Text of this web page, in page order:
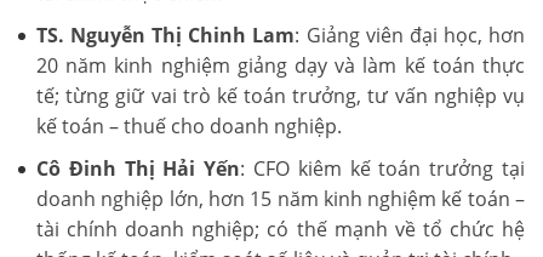
TS. Nguyễn Thị Chinh Lam: Giảng viên đại học, hơn
20 năm kinh nghiệm giảng dạy và làm kế toán thực
tế; từng giữ vai trò kế toán trưởng, tư vấn nghiệp vụ
kế toán – thuế cho doanh nghiệp.
Cô Đinh Thị Hải Yến: CFO kiêm kế toán trưởng tại
doanh nghiệp lớn, hơn 15 năm kinh nghiệm kế toán –
tài chính doanh nghiệp; có thế mạnh về tổ chức hệ